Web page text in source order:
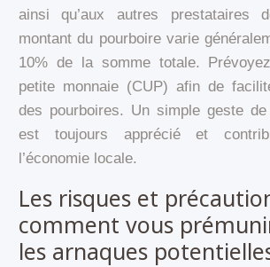
ainsi qu’aux autres prestataires
montant du pourboire varie
10% de la somme totale.
petite monnaie (CUP) afin de
des pourboires. Un simple geste de
est toujours apprécié et
l’économie locale.
Les risques et
comment vous
les arnaques